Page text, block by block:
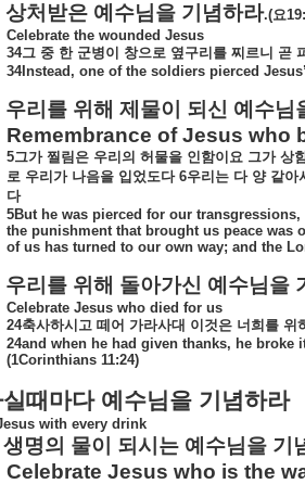
상처받은 예수님을 기념하라.(요
Celebrate the wounded Jesus
34그 중 한 군병이 창으로 옆구리를 찌르니 곧
34Instead, one of the soldiers pierced
우리를 위해 제물이 되신 예수님
Remembrance of Jesus who
5그가 찔림은 우리의 허물을 인함이요 그가 상
로 우리가 나음을 입었도다6우리는 다 양 같아
다
5But he was pierced for our
the punishment that brought us peace was
of us has turned to our own way; and the
우리를 위해 돌아가신 예수님을
Celebrate Jesus who died for us
24축사하시고 떼어 가라사대 이것은 너희를 위
24and when he had given thanks, he
(1Corinthians 11:24)
때마다 예수님을 기념하라
with every drink
생명의 물이 되시는 예수님을 기
Celebrate Jesus who is the